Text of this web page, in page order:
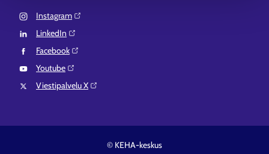
Instagram⁠
LinkedIn⁠
Facebook⁠
Youtube⁠
Viestipalvelu X⁠
© KEHA-keskus